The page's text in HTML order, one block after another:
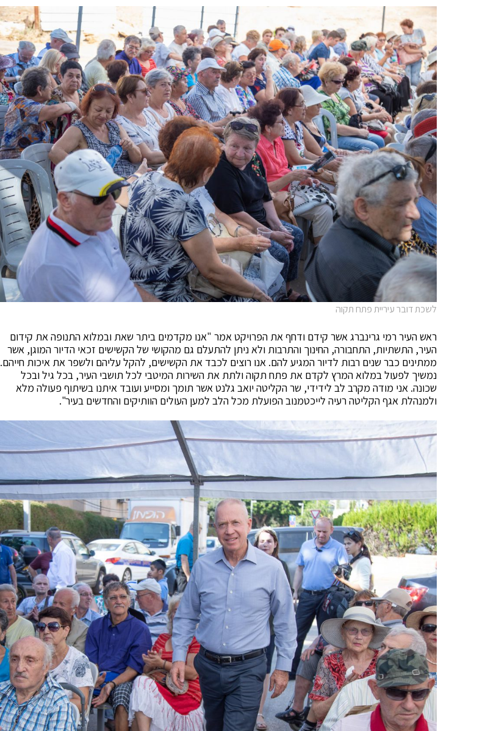
לשכת דובר עיריית פתח תקוה
ראש העיר רמי גרינברג אשר קידם ודחף את הפרויקט אמר "אנו מקדמים ביתר שאת ובמלוא התנופה את קידום
העיר, התשתיות, התחבורה, החינוך והתרבות ולא ניתן להתעלם גם מהקושי של הקשישים זכאי הדיור המוגן, אשר
ממתינים כבר שנים רבות לדיור המגיע להם. אנו רוצים לכבד את הקשישים, להקל עליהם ולשפר את איכות חייהם.
נמשיך לפעול במלוא המרץ לקדם את פתח תקוה ולתת את השירות המיטבי לכל תושבי העיר, בכל גיל ובכל
שכונה. אני מודה מקרב לב לידידי, שר הקליטה יואב גלנט אשר תומך ומסייע ועובד איתנו בשיתוף פעולה מלא
ולמנהלת אגף הקליטה רעיה לייכטמנוב הפועלת מכל הלב למען העולים הוותיקים והחדשים בעיר".